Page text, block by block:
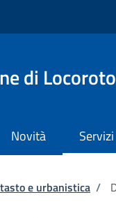
di
Novità Servizi
pane
e urbanistica /